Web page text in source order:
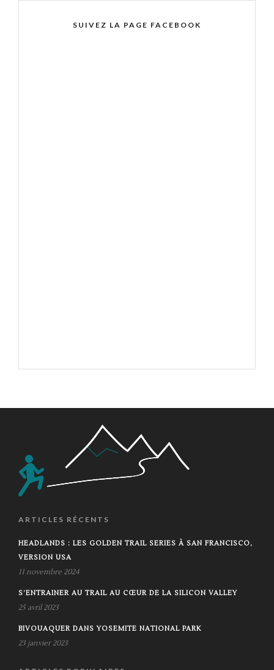
SUIVEZ LA PAGE FACEBOOK
ARTICLES RÉCENTS
HEADLANDS : LES GOLDEN TRAIL SERIES À SAN FRANCISCO,
VERSION USA
11 novembre 2024
S’ENTRAINER AU TRAIL AU CŒUR DE LA SILICON VALLEY
25 avril 2023
BIVOUAQUER DANS YOSEMITE NATIONAL PARK
23 janvier 2023